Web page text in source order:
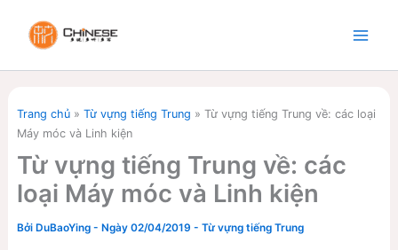
Trang chủ» Từ vựng tiếng Trung » Từ vựng tiếng Trung về: các loại
Máy móc và Linh kiện
Từ vựng tiếng Trung về: các
loại Máy móc và Linh kiện
Bởi DuBaoYing - Ngày 02/04/2019 - Từ vựng tiếng Trung